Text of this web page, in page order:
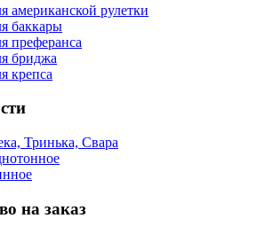
американской рулетки
баккары
преферанса
бриджа
крепса
Тринька, Свара
на заказ